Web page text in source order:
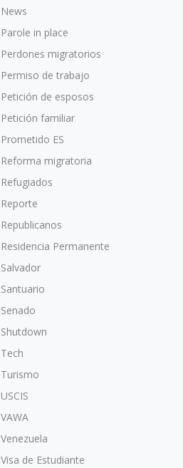
News
Parole in place
Perdones migratorios
Permiso de trabajo
Petición de esposos
Petición familiar
Prometido ES
Reforma migratoria
Refugiados
Reporte
Republicanos
Residencia Permanente
Salvador
Santuario
Senado
Shutdown
Tech
Turismo
USCIS
VAWA
Venezuela
Visa de Estudiante